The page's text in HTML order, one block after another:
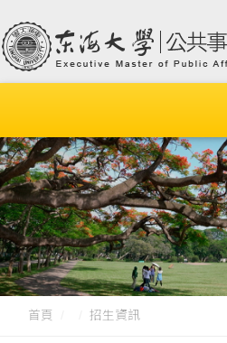
首頁 招生資訊